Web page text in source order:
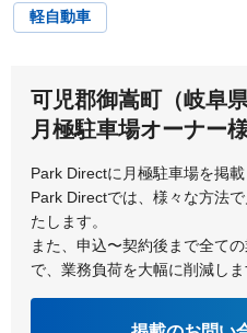
軽自動車
可児郡御嵩町（岐阜
月極駐車場オーナー
Park Directに月極駐車場を掲載
Park Directでは、様々な方法
たします。
また、申込〜契約後まで全て
で、業務負荷を大幅に削減しま